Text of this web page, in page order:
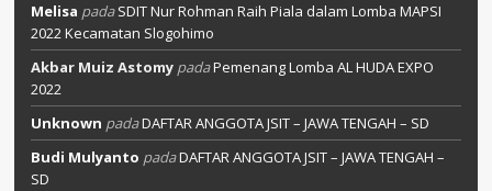
Melisa padaSDIT Nur Rohman Raih Piala dalam Lomba MAPSI
2022 Kecamatan Slogohimo
Akbar Muiz Astomy padaPemenang Lomba AL HUDA EXPO
2022
Unknown padaDAFTAR ANGGOTA JSIT – JAWA TENGAH – SD
Budi Mulyanto padaDAFTAR ANGGOTA JSIT – JAWA TENGAH –
SD